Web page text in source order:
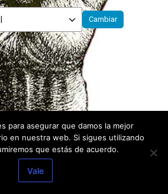
para asegurar que damos la mejor
en nuestra web. Si sigues utilizando
que estás de acuerdo.
Vale